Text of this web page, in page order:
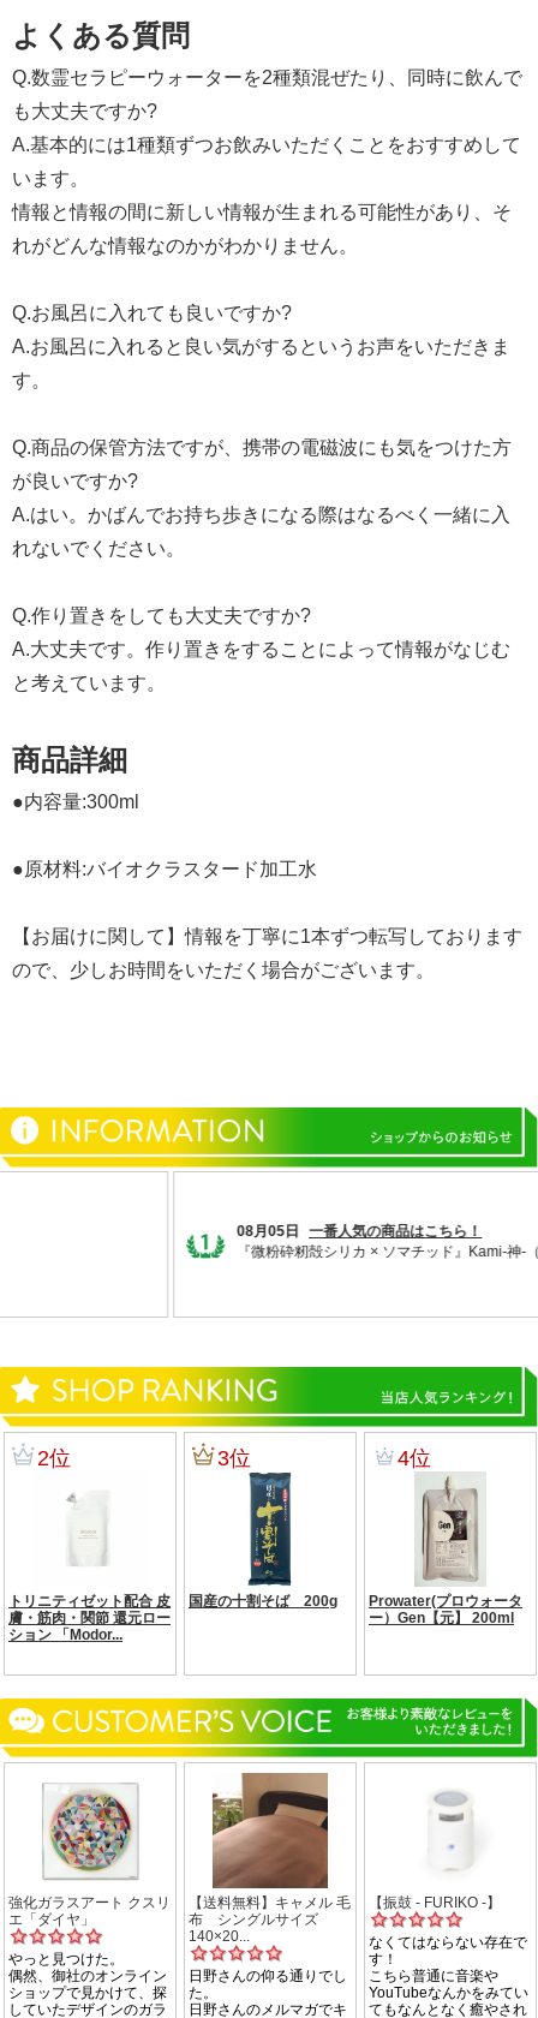
よくある質問
Q.数霊セラピーウォーターを2種類混ぜたり、同時に飲んで
も大丈夫ですか?
A.基本的には1種類ずつお飲みいただくことをおすすめして
います。
情報と情報の間に新しい情報が生まれる可能性があり、そ
れがどんな情報なのかがわかりません。
Q.お風呂に入れても良いですか?
A.お風呂に入れると良い気がするというお声をいただきま
す。
Q.商品の保管方法ですが、携帯の電磁波にも気をつけた方
が良いですか?
A.はい。かばんでお持ち歩きになる際はなるべく一緒に入
れないでください。
Q.作り置きをしても大丈夫ですか?
A.大丈夫です。作り置きをすることによって情報がなじむ
と考えています。
商品詳細
●内容量:300ml
●原材料:バイオクラスタード加工水
【お届けに関して】情報を丁寧に1本ずつ転写しております
ので、少しお時間をいただく場合がございます。